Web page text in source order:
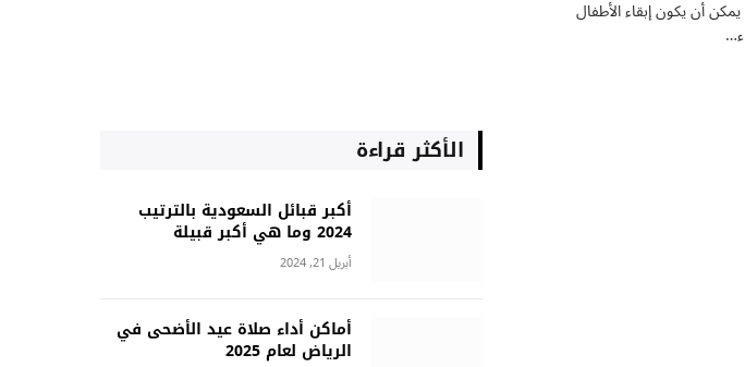
أن يكون إبقاء الأطفال
الأكثر قراءة
أكبر قبائل السعودية بالترتيب
2024 وما هي أكبر قبيلة
أبريل 21, 2024
أماكن أداء صلاة عيد الأضحى في
الرياض لعام 2025